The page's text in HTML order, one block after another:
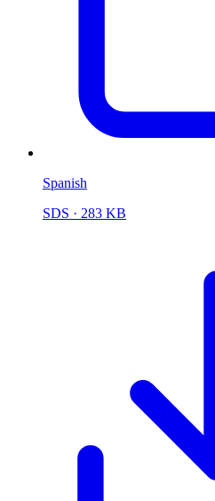
Spanish
SDS · 283 KB